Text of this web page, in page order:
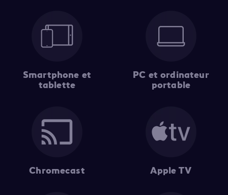
Smartphone et
tablette
PC et ordinateur
portable
Chromecast Apple TV